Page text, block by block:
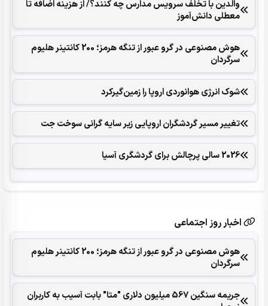
والدین با تخلف سرویس مدارس چه کنند؟/ از هزینه اضافه تا
معطلی دانش‌آموز
هوش مصنوعی در گرو عبور از تنگه هرمز؛ 200 کانتینر هلیوم
سرگردان
شوک انرژی هوانوردی اروپا را زمین‌گیر‌کرد
تغییر مسیر گردشگران اروپایی زیر سایه گرانی سوخت جت
2026 سالی پرچالش برای گردشگری آسیا
اخبار روز اجتماعی
هوش مصنوعی در گرو عبور از تنگه هرمز؛ 200 کانتینر هلیوم
سرگردان
جریمه سنگین 567 میلیون دلاری "متا" بابت آسیب به کاربران